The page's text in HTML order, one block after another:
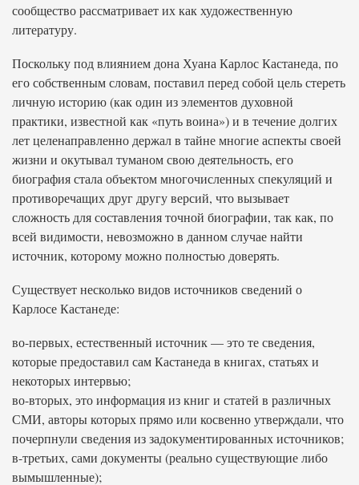
сообщество рассматривает их как художественную
литературу.
Поскольку под влиянием дона Хуана Карлос Кастанеда, по
его собственным словам, поставил перед собой цель стереть
личную историю (как один из элементов духовной
практики, известной как «путь воина») и в течение долгих
лет целенаправленно держал в тайне многие аспекты своей
жизни и окутывал туманом свою деятельность, его
биография стала объектом многочисленных спекуляций и
противоречащих друг другу версий, что вызывает
сложность для составления точной биографии, так как, по
всей видимости, невозможно в данном случае найти
источник, которому можно полностью доверять.
Существует несколько видов источников сведений о
Карлосе Кастанеде:
во-первых, естественный источник — это те сведения,
которые предоставил сам Кастанеда в книгах, статьях и
некоторых интервью;
во-вторых, это информация из книг и статей в различных
СМИ, авторы которых прямо или косвенно утверждали, что
почерпнули сведения из задокументированных источников;
в-третьих, сами документы (реально существующие либо
вымышленные);